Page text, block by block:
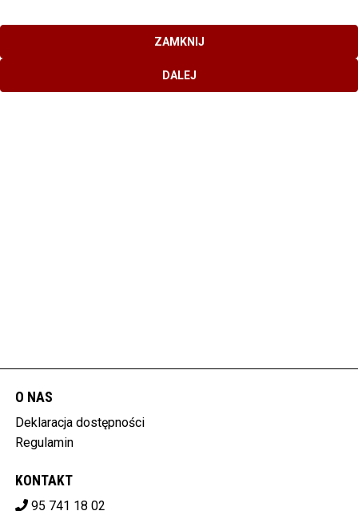
ZAMKNIJ
O NAS
Deklaracja dostępności
Regulamin
KONTAKT
95 741 18 02